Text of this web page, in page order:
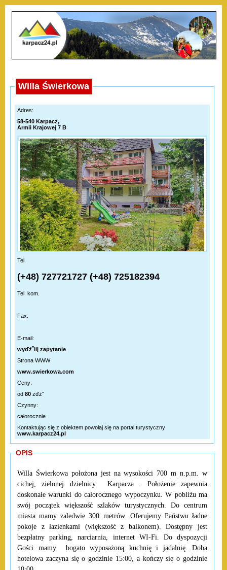
Willa Świerkowa
Adres:
58-540 Karpacz,
Armii Krajowej 7 B
Tel.
(+48) 727721727 (+48) 725182394
Tel. kom.
Fax:
E-mail:
wyďż˝lij zapytanie
Strona WWW
www.swierkowa.com
Ceny:
od 80 zďż˝
Czynny:
całorocznie
Kontaktując się z obiektem powołaj się na portal turystyczny
www.karpacz24.pl
OPIS
Willa Świerkowa położona jest na wysokości 700 m n.p.m. w
cichej, zielonej dzielnicy Karpacza . Położenie zapewnia
doskonałe warunki do całorocznego wypoczynku. W pobliżu ma
swój początek większość szlaków turystycznych. Do centrum
miasta mamy zaledwie 300 metrów. Oferujemy Państwu ładne
pokoje z łazienkami (większość z balkonem). Dostępny jest
bezpłatny parking, narciarnia, internet WI-Fi. Do dyspozycji
Gości mamy bogato wyposażoną kuchnię i jadalnię. Doba
hotelowa zaczyna się o godzinie 15:00, a kończy się o godzinie